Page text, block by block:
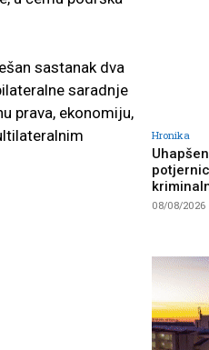
sastanak dva
saradnje
prava, ekonomiju,
Hronika
08/08/2026